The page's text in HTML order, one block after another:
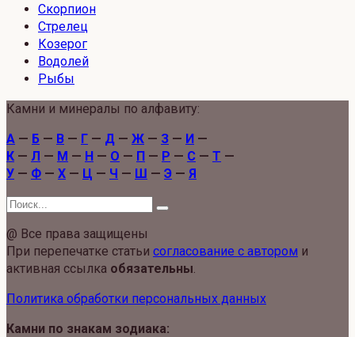
Скорпион
Стрелец
Козерог
Водолей
Рыбы
Камни и минералы по алфавиту:
А — Б — В — Г — Д — Ж — З — И —
К — Л — М — Н — О — П — Р — С — Т —
У — Ф — Х — Ц — Ч — Ш — Э — Я
Search
@ Все права защищены
При перепечатке статьи согласование с автором и
активная ссылка обязательны.
Политика обработки персональных данных
Камни по знакам зодиака: